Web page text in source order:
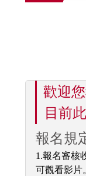
歡迎
目前
報名規
1.報名審核
可觀看影片